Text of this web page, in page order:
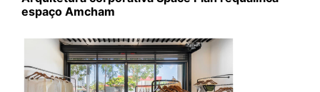
espaço Amcham